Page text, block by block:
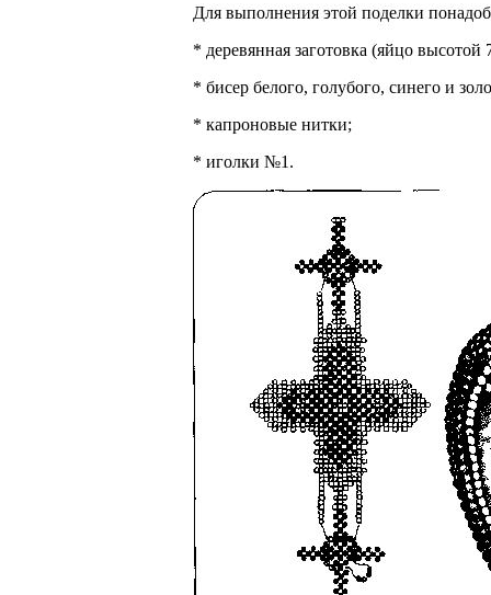
Для выполнения этой поделки
* деревянная заготовка (яйцо
* бисер белого, голубого, синего и
* капроновые нитки;
* иголки №1.